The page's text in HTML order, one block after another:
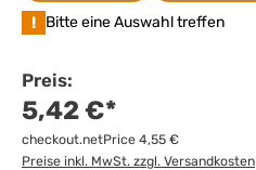
! Bitte eine Auswahl treffen
Preis:
5,42 €*
checkout.netPrice 4,55 €
Preise inkl. MwSt. zzgl. Versandkosten